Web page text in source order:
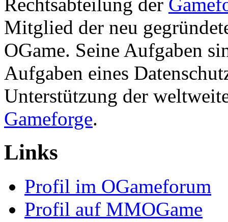
Mitglied der neu
OGame. Seine Aufgaben
Aufgaben eines
Unterstützung der
Gameforge.
Links
Profil im OGameforum
Profil auf MMOGame